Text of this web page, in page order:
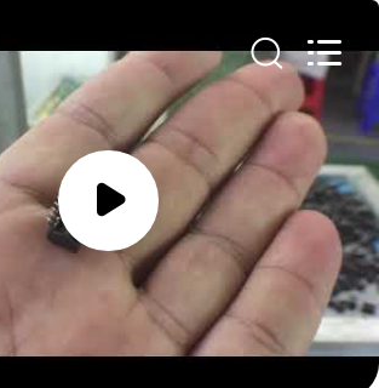
الصفحة
الرئيسية
منتجات
معلومات
عنا
module.
All
Rights
Reserved.
Amplifier module